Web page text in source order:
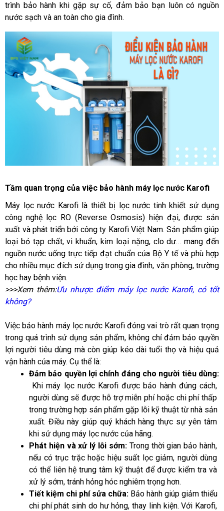
trình bảo hành khi gặp sự cố, đảm bảo bạn luôn có nguồn
nước sạch và an toàn cho gia đình.
Tầm quan trọng của việc bảo hành máy lọc nước Karofi
Máy lọc nước Karofi là thiết bị lọc nước tinh khiết sử dụng
công nghệ lọc RO (Reverse Osmosis) hiện đại, được sản
xuất và phát triển bởi công ty Karofi Việt Nam. Sản phẩm giúp
loại bỏ tạp chất, vi khuẩn, kim loại nặng, clo dư… mang đến
nguồn nước uống trực tiếp đạt chuẩn của Bộ Y tế và phù hợp
cho nhiều mục đích sử dụng trong gia đình, văn phòng, trường
học hay bệnh viện.
>>>Xem thêm:Ưu nhược điểm máy lọc nước Karofi, có tốt
không?
Việc bảo hành máy lọc nước Karofi đóng vai trò rất quan trọng
trong quá trình sử dụng sản phẩm, không chỉ đảm bảo quyền
lợi người tiêu dùng mà còn giúp kéo dài tuổi thọ và hiệu quả
vận hành của máy. Cụ thể là:
Đảm bảo quyền lợi chính đáng cho người tiêu dùng:
Khi máy lọc nước Karofi được bảo hành đúng cách,
người dùng sẽ được hỗ trợ miễn phí hoặc chi phí thấp
trong trường hợp sản phẩm gặp lỗi kỹ thuật từ nhà sản
xuất. Điều này giúp quý khách hàng thực sự yên tâm
khi sử dụng máy lọc nước của hãng.
Phát hiện và xử lý lỗi sớm: Trong thời gian bảo hành,
nếu có trục trặc hoặc hiệu suất lọc giảm, người dùng
có thể liên hệ trung tâm kỹ thuật để được kiểm tra và
xử lý sớm, tránh hỏng hóc nghiêm trọng hơn.
Tiết kiệm chi phí sửa chữa: Bảo hành giúp giảm thiểu
chi phí phát sinh do hư hỏng, thay linh kiện. Với Karofi,